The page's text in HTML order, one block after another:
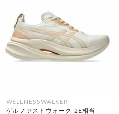
WELLNESSWALKER
ゲルファストウォーク 2E相当